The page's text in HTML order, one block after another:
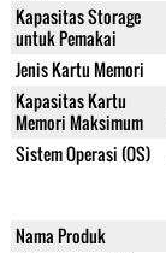
Kapasitas Storage
untuk Pemakai
Jenis Kartu Memori
Kapasitas Kartu
Memori Maksimum
Sistem Operasi (OS)
Nama Produk